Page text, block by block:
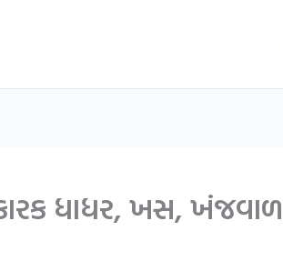
ધાધર, ખસ, ખંજવાળ